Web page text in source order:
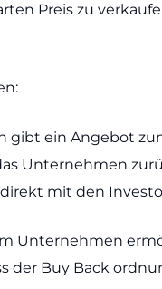
Preis zu
ein Angebot
Unternehmen
mit den
Unternehmen
der Buy Back